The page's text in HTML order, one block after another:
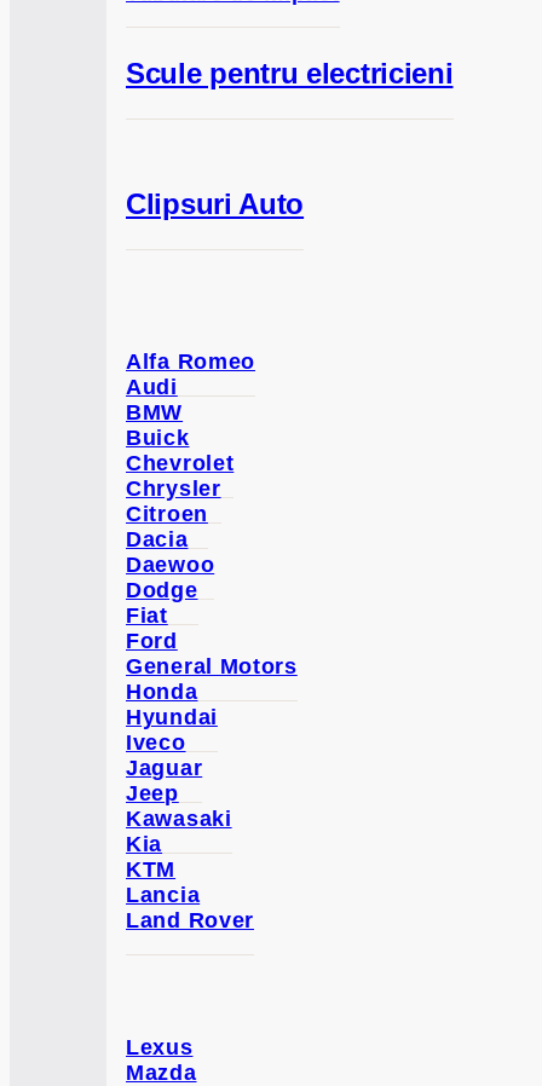
Scule pentru electricieni
Clipsuri Auto
Alfa Romeo
Audi
BMW
Buick
Chevrolet
Chrysler
Citroen
Dacia
Daewoo
Dodge
Fiat
Ford
General Motors
Honda
Hyundai
Iveco
Jaguar
Jeep
Kawasaki
Kia
KTM
Lancia
Land Rover
Lexus
Mazda